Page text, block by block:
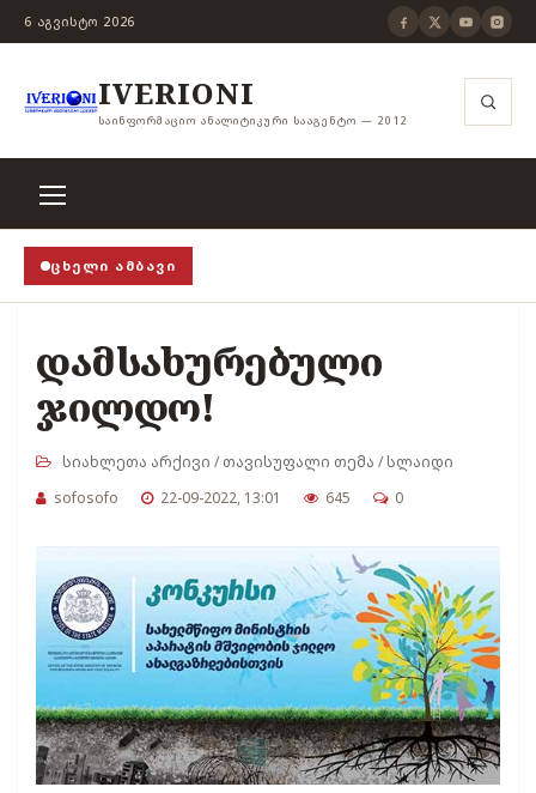
6 ᲐᲒᲕᲘᲡᲢᲝ 2026
IVERIONI
ᲡᲐᲘᲜᲤᲝᲠᲛᲐᲪᲘᲝ ᲐᲜᲐᲚᲘᲢᲘᲙᲣᲠᲘ ᲡᲐᲐᲒᲔᲜᲢᲝ — 2012
ᲪᲮᲔᲚᲘ ᲐᲛᲑᲐᲕᲘ
ჭანჭიკი მოშლილია, ცენზურა უნდა
დამსახურებული
ჯილდო!
სიახლეთა არქივი /თავისუფალი თემა /სლაიდი
sofosofo
22-09-2022, 13:01 645 0